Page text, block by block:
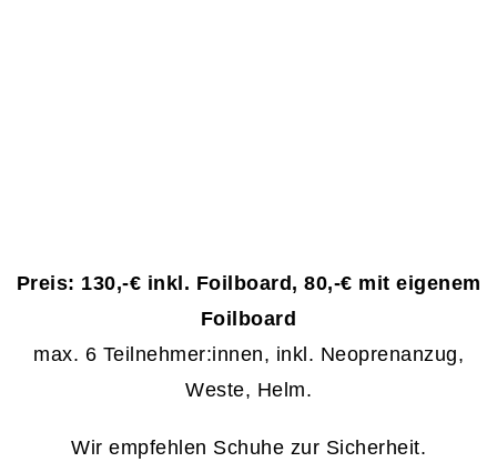
Preis: 130,-€ inkl. Foilboard, 80,-€ mit eigenem
Foilboard
max. 6 Teilnehmer:innen, inkl. Neoprenanzug,
Weste, Helm.
Wir empfehlen Schuhe zur Sicherheit.